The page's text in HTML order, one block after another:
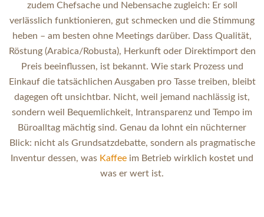
zudem Chefsache und Nebensache zugleich: Er soll
verlässlich funktionieren, gut schmecken und die Stimmung
heben – am besten ohne Meetings darüber. Dass Qualität,
Röstung (Arabica/Robusta), Herkunft oder Direktimport den
Preis beeinflussen, ist bekannt. Wie stark Prozess und
Einkauf die tatsächlichen Ausgaben pro Tasse treiben, bleibt
dagegen oft unsichtbar. Nicht, weil jemand nachlässig ist,
sondern weil Bequemlichkeit, Intransparenz und Tempo im
Büroalltag mächtig sind. Genau da lohnt ein nüchterner
Blick: nicht als Grundsatzdebatte, sondern als pragmatische
Inventur dessen, was Kaffee im Betrieb wirklich kostet und
was er wert ist.